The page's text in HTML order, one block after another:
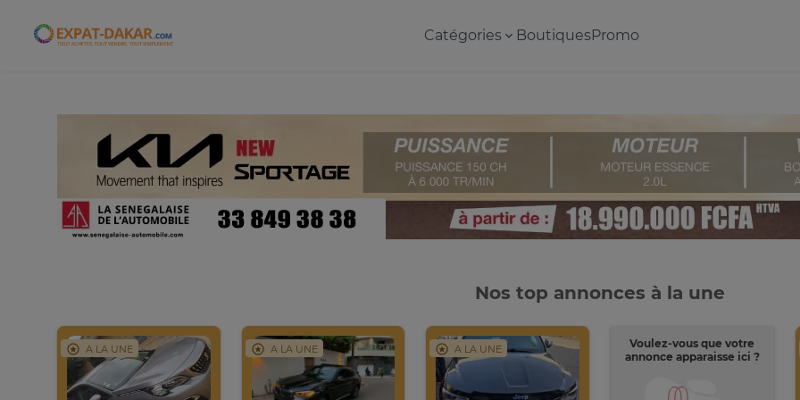
Expat-Dakar Catégories BoutiquesPromo
Nos top annonces à la une
A LA UNE A LA UNE A LA UNE
Voulez-vous que votre
annonce apparaisse ici ?